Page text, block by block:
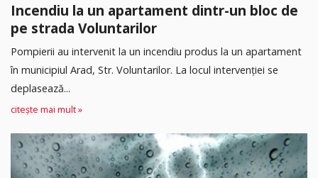
Incendiu la un apartament dintr-un bloc de
pe strada Voluntarilor
Pompierii au intervenit la un incendiu produs la un apartament
în municipiul Arad, Str. Voluntarilor. La locul intervenției se
deplasează...
citește mai mult »